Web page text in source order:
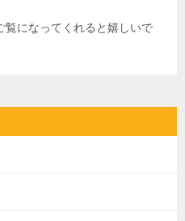
覧になってくれると嬉しいで